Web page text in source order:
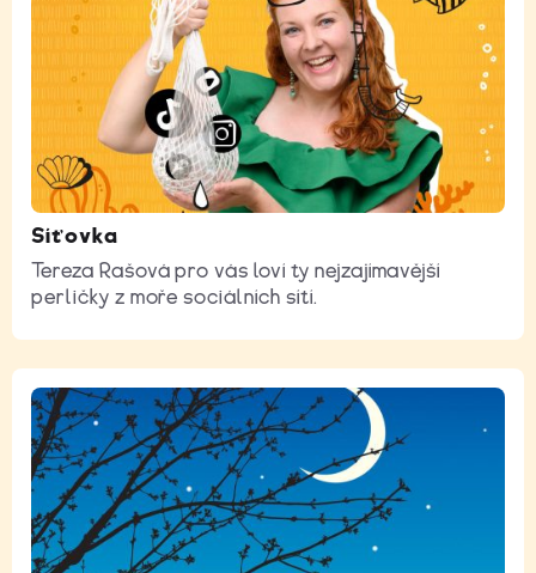
Síťovka
Tereza Rašová pro vás loví ty nejzajímavější
perličky z moře sociálních sítí.